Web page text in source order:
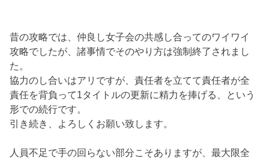
昔の攻略では、仲良し女子会の共感し合ってのワイワイ
攻略でしたが、諸事情でそのやり方は強制終了されまし
た。
協力のし合いはアリですが、責任者を立てて責任者が全
責任を背負って1タイトルの更新に精力を捧げる、という
形での続行です。
引き続き、よろしくお願い致します。
人員不足で手の回らない部分こそありますが、最大限全